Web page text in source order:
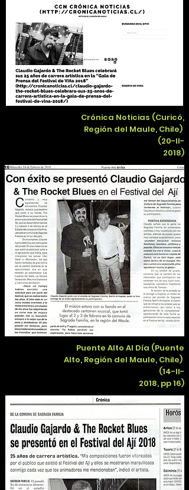
Crónica Noticias (Curicó,
Región del Maule, Chile)
(20-II-
2018)
Puente Alto Al Día (Puente
Alto, Región del Maule, Chile)
(14-II-
2018, pp 16)